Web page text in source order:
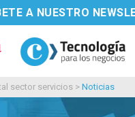
A NUESTRO
sector servicios > Noticias